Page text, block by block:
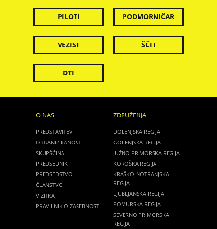
PILOTI PODMORNIČAR
VEZIST ŠČIT
DTI
O NAS
PREDSTAVITEV
ORGANIZIRANOST
SKUPŠČINA
PREDSEDNIK
PREDSEDSTVO
ČLANSTVO
VIZITKA
PRAVILNIK O ZASEBNOSTI
ZDRUŽENJA
DOLENJSKA REGIJA
GORENJSKA REGIJA
JUŽNO PRIMORSKA REGIJA
KOROŠKA REGIJA
KRAŠKO-NOTRANJSKA
REGIJA
LJUBLJANSKA REGIJA
POMURSKA REGIJA
SEVERNO PRIMORSKA
REGIJA